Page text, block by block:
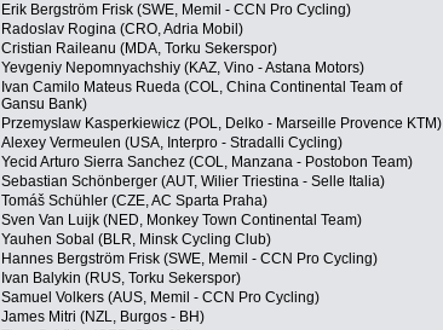
Erik Bergström Frisk (SWE, Memil - CCN Pro Cycling)
Radoslav Rogina (CRO, Adria Mobil)
Cristian Raileanu (MDA, Torku Sekerspor)
Yevgeniy Nepomnyachshiy (KAZ, Vino - Astana Motors)
Ivan Camilo Mateus Rueda (COL, China Continental Team of
Gansu Bank)
Przemyslaw Kasperkiewicz (POL, Delko - Marseille Provence KTM)
Alexey Vermeulen (USA, Interpro - Stradalli Cycling)
Yecid Arturo Sierra Sanchez (COL, Manzana - Postobon Team)
Sebastian Schönberger (AUT, Wilier Triestina - Selle Italia)
Tomáš Schühler (CZE, AC Sparta Praha)
Sven Van Luijk (NED, Monkey Town Continental Team)
Yauhen Sobal (BLR, Minsk Cycling Club)
Hannes Bergström Frisk (SWE, Memil - CCN Pro Cycling)
Ivan Balykin (RUS, Torku Sekerspor)
Samuel Volkers (AUS, Memil - CCN Pro Cycling)
James Mitri (NZL, Burgos - BH)